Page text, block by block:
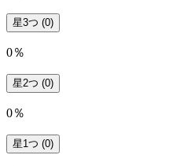
星3つ (0)
0％
星2つ (0)
0％
星1つ (0)